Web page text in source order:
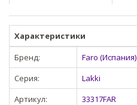
Характеристики
Бренд:
Faro (Испания)
Серия:
Lakki
Артикул:
33317FAR